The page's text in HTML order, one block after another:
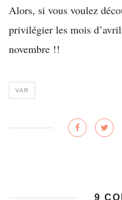
Alors, si vous voulez
privilégier les mois
novembre !!
VAR
9